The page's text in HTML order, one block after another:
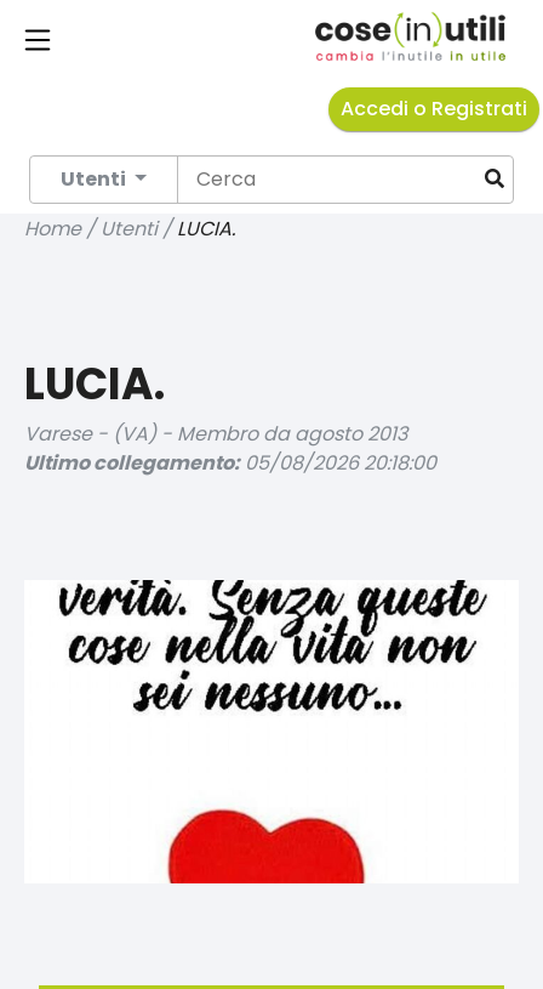
Accedi o Registrati
Utenti
Home / Utenti /LUCIA.
LUCIA.
Varese - (VA) - Membro da agosto 2013
Ultimo collegamento:05/08/2026 20:18:00